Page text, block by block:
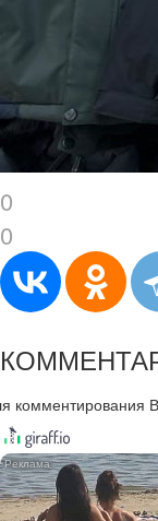
0
0
комментирования